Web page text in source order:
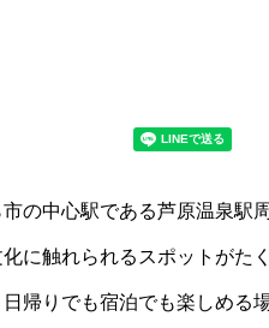
の中心駅である芦原温泉駅
化に触れられるスポットがた
帰りでも宿泊でも楽しめる